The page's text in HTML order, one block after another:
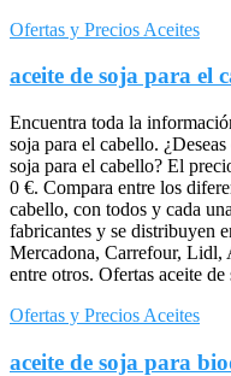
Ofertas y Precios Aceites
aceite de soja para el
Encuentra toda la
soja para el cabello.
soja para el cabello? El
0 €. Compara entre los
cabello, con todos y cada
fabricantes y se distribuyen
Mercadona, Carrefour,
entre otros. Ofertas aceite
Ofertas y Precios Aceites
aceite de soja para